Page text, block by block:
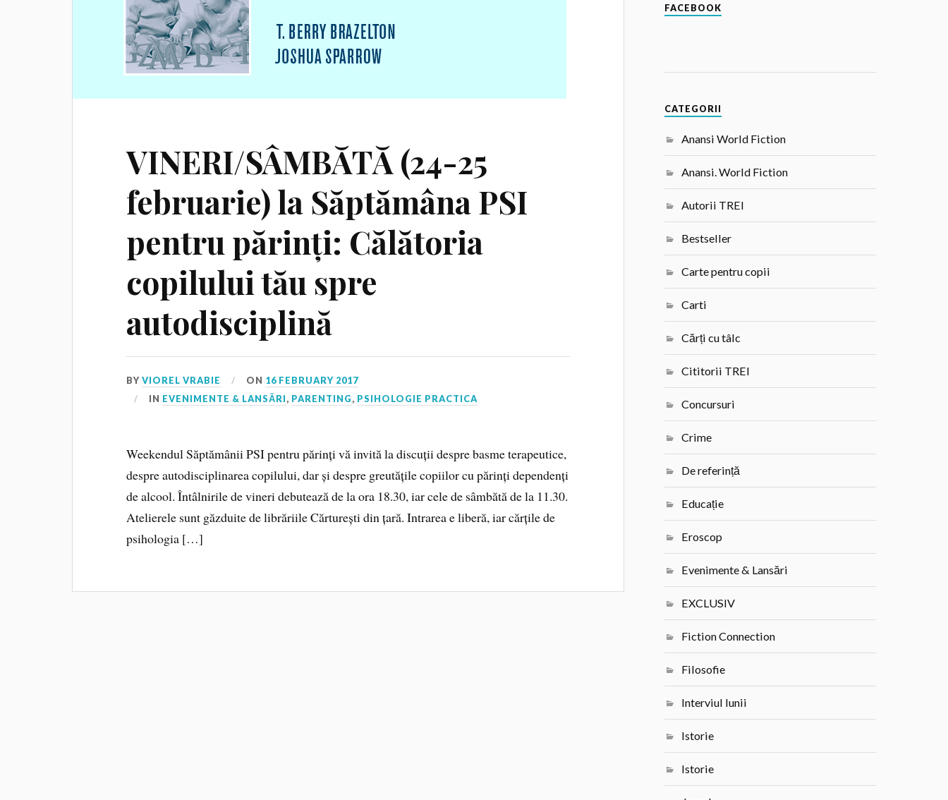
VINERI/SÂMBĂTĂ (24-25
februarie) la Săptămâna PSI
pentru părinți: Călătoria
copilului tău spre
autodisciplină
BYVIOREL VRABIE ON 16 FEBRUARY 2017
IN EVENIMENTE & LANSĂRI, PARENTING, PSIHOLOGIE PRACTICA
Weekendul Săptămânii PSI pentru părinți vă invită la discuții despre basme terapeutice,
despre autodisciplinarea copilului, dar și despre greutățile copiilor cu părinți dependenți
de alcool. Întâlnirile de vineri debutează de la ora 18.30, iar cele de sâmbătă de la 11.30.
Atelierele sunt găzduite de librăriile Cărturești din țară. Intrarea e liberă, iar cărțile de
psihologia […]
FACEBOOK
CATEGORII
Anansi World Fiction
Anansi. World Fiction
Autorii TREI
Bestseller
Carte pentru copii
Carti
Cărți cu tâlc
Cititorii TREI
Concursuri
Crime
De referință
Educație
Eroscop
Evenimente & Lansări
EXCLUSIV
Fiction Connection
Filosofie
Interviul lunii
Istorie
Istorie